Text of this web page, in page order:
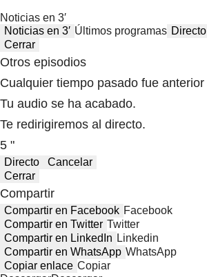
Noticias en 3′
Noticias en 3′ Últimos programas Directo
Cerrar
Otros episodios
Cualquier tiempo pasado fue anterior
Tu audio se ha acabado.
Te redirigiremos al directo.
5 "
Directo
Cancelar
Cerrar
Compartir
Compartir en Facebook Facebook
Compartir en Twitter Twitter
Compartir en LinkedIn Linkedin
Compartir en WhatsApp WhatsApp
Copiar enlace Copiar